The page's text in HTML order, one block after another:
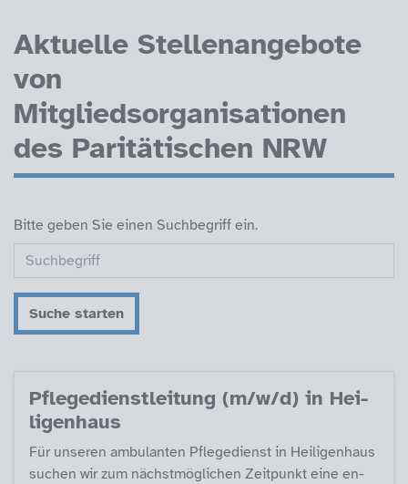
Aktuelle Stellenangebote
von
Mitgliedsorganisationen
des Paritätischen NRW
Bitte geben Sie einen Suchbegriff ein.
Suche starten
Pf­le­ge­di­enst­lei­tung (m/w/d) in Hei­
li­gen­haus
Für un­se­ren am­bu­lan­ten Pf­le­ge­di­enst in Hei­li­gen­haus
su­chen wir zum nächst­mög­li­chen Zeit­punkt ei­ne en­